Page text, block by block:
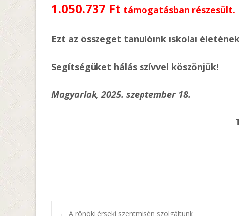
1.050.737 Ft támogatásban részesült.
Ezt az összeget tanulóink iskolai
Segítségüket hálás szívvel köszönjük!
Magyarlak, 2025. szeptember 18.
← A rönöki érseki szentmisén szolgáltunk